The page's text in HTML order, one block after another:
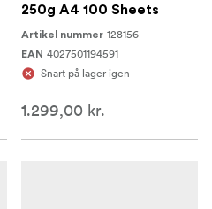
250g A4 100 Sheets
Artikel nummer 128156
EAN 4027501194591
Snart på lager igen
1.299,00 kr.